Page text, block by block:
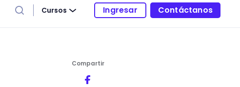
Cursos Ingresar Contáctanos
Compartir